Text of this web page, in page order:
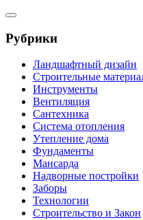
Рубрики
Ландшафтный дизайн
Строительные
Инструменты
Вентиляция
Сантехника
Система отопления
Утепление дома
Фундаменты
Мансарда
Надворные постройки
Заборы
Технологии
Строительство и Закон